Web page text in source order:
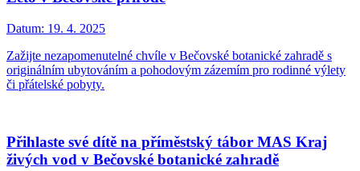
Datum: 19. 4. 2025
Zažijte nezapomenutelné chvíle v Bečovské botanické zahradě s
originálním ubytováním a pohodovým zázemím pro rodinné výlety
či přátelské pobyty.
Přihlaste své dítě na příměstský tábor MAS Kraj
živých vod v Bečovské botanické zahradě